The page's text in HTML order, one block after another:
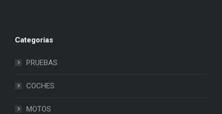
Categorias
PRUEBAS
COCHES
MOTOS